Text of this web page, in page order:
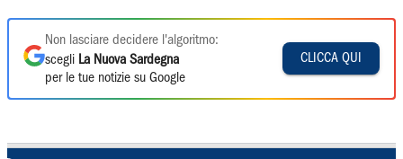
Non lasciare decidere l'algoritmo:
scegli La Nuova Sardegna
per le tue notizie su Google
CLICCA QUI